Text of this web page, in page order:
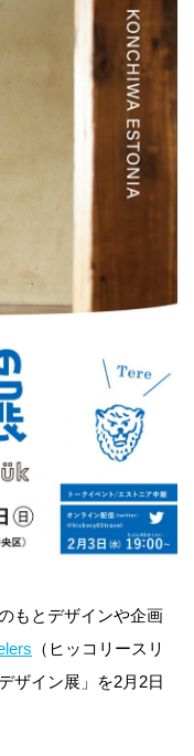
もとデザインや企画
（ヒッコリースリ
ザイン展」を2月2日